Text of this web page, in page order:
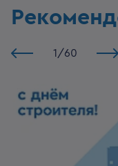
1 /60